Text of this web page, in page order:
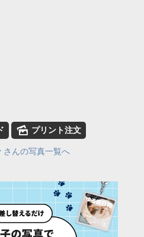
🌄 プリント注文
さんの写真一覧へ